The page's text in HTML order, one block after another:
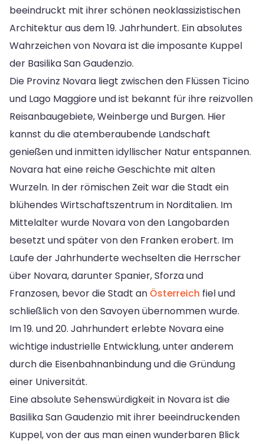
beeindruckt mit ihrer schönen neoklassizistischen
Architektur aus dem 19. Jahrhundert. Ein absolutes
Wahrzeichen von Novara ist die imposante Kuppel
der Basilika San Gaudenzio.
Die Provinz Novara liegt zwischen den Flüssen Ticino
und Lago Maggiore und ist bekannt für ihre reizvollen
Reisanbaugebiete, Weinberge und Burgen. Hier
kannst du die atemberaubende Landschaft
genießen und inmitten idyllischer Natur entspannen.
Novara hat eine reiche Geschichte mit alten
Wurzeln. In der römischen Zeit war die Stadt ein
blühendes Wirtschaftszentrum in Norditalien. Im
Mittelalter wurde Novara von den Langobarden
besetzt und später von den Franken erobert. Im
Laufe der Jahrhunderte wechselten die Herrscher
über Novara, darunter Spanier, Sforza und
Franzosen, bevor die Stadt an Österreich fiel und
schließlich von den Savoyen übernommen wurde.
Im 19. und 20. Jahrhundert erlebte Novara eine
wichtige industrielle Entwicklung, unter anderem
durch die Eisenbahnanbindung und die Gründung
einer Universität.
Eine absolute Sehenswürdigkeit in Novara ist die
Basilika San Gaudenzio mit ihrer beeindruckenden
Kuppel, von der aus man einen wunderbaren Blick